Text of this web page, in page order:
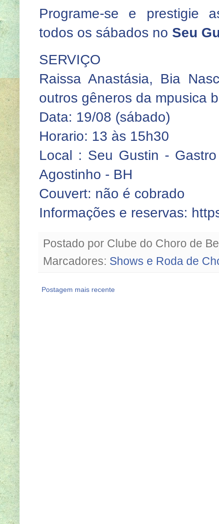
Programe-se e prestigie
todos os sábados no Seu
SERVIÇO
Raissa Anastásia, Bia
outros gêneros da mpusica
Data: 19/08 (sábado)
Horario: 13 às 15h30
Local : Seu Gustin -
Agostinho - BH
Couvert: não é cobrado
Informações e reservas:
Postado por Clube do Choro de
Marcadores: Shows e Roda de
Postagem mais recente